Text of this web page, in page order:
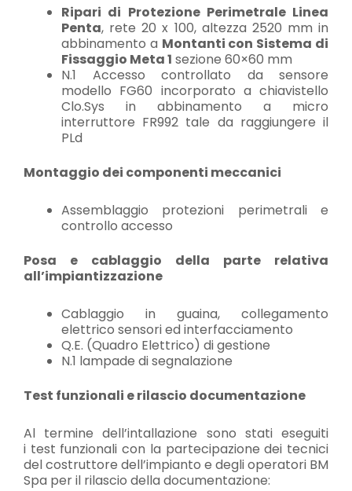
Ripari di Protezione Perimetrale Linea
Penta, rete 20 x 100, altezza 2520 mm in
abbinamento a Montanti con Sistema di
Fissaggio Meta 1 sezione 60×60 mm
N.1 Accesso controllato da sensore
modello FG60 incorporato a chiavistello
Clo.Sys in abbinamento a micro
interruttore FR992 tale da raggiungere il
PLd
Montaggio dei componenti meccanici
Assemblaggio protezioni perimetrali e
controllo accesso
Posa e cablaggio della parte relativa
all’impiantizzazione
Cablaggio in guaina, collegamento
elettrico sensori ed interfacciamento
Q.E. (Quadro Elettrico) di gestione
N.1 lampade di segnalazione
Test funzionali e rilascio documentazione
Al termine dell’intallazione sono stati eseguiti
i test funzionali con la partecipazione dei tecnici
del costruttore dell’impianto e degli operatori BM
Spa per il rilascio della documentazione: